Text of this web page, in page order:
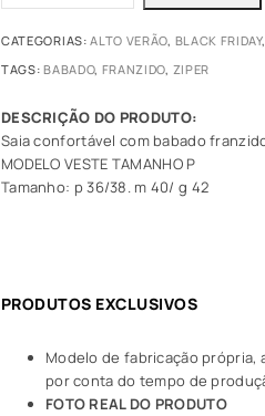
CATEGORIAS:ALTO VERÃO, BLACK FRIDAY
TAGS:BABADO, FRANZIDO, ZIPER
Saia confortável com babado
MODELO VESTE TAMANHO P
Tamanho: p 36/38. m 40/ g 42
PRODUTOS EXCLUSIVOS
Modelo de fabricação própria,
por conta do tempo de
FOTO REAL DO PRODUTO